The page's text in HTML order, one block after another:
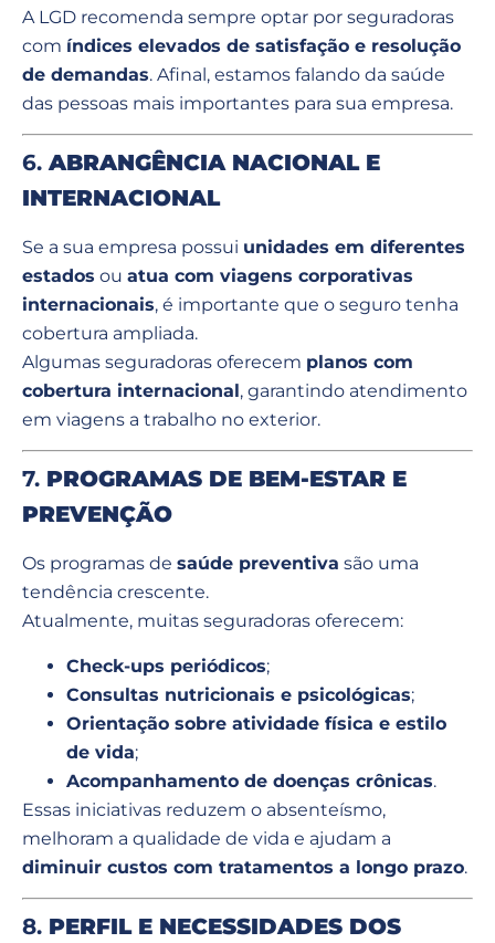
A LGD recomenda sempre optar por seguradoras
com índices elevados de satisfação e resolução
de demandas. Afinal, estamos falando da saúde
das pessoas mais importantes para sua empresa.
6.ABRANGÊNCIA NACIONAL E
INTERNACIONAL
Se a sua empresa possui unidades em diferentes
estados ou atua com viagens corporativas
internacionais, é importante que o seguro tenha
cobertura ampliada.
Algumas seguradoras oferecem planos com
cobertura internacional, garantindo atendimento
em viagens a trabalho no exterior.
7. PROGRAMAS DE BEM-ESTAR E
PREVENÇÃO
Os programas de saúde preventiva são uma
tendência crescente.
Atualmente, muitas seguradoras oferecem:
Check-ups periódicos;
Consultas nutricionais e psicológicas;
Orientação sobre atividade física e estilo
de vida;
Acompanhamento de doenças crônicas.
Essas iniciativas reduzem o absenteísmo,
melhoram a qualidade de vida e ajudam a
diminuir custos com tratamentos a longo prazo.
8. PERFIL E NECESSIDADES DOS